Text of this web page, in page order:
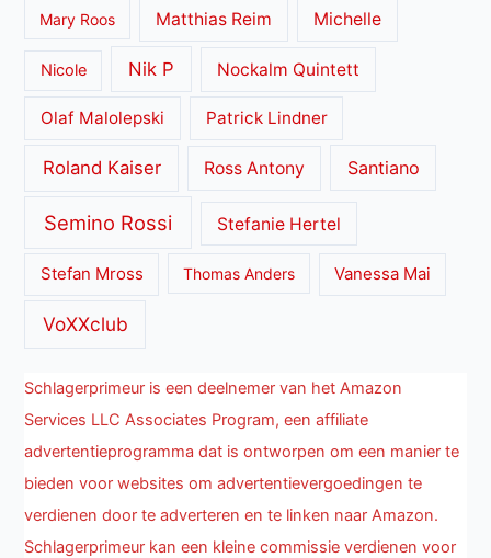
Mary Roos Matthias Reim Michelle
Nicole Nik P Nockalm Quintett
Olaf Malolepski Patrick Lindner
Roland Kaiser Ross Antony Santiano
Semino Rossi Stefanie Hertel
Stefan Mross Thomas Anders Vanessa Mai
VoXXclub
Schlagerprimeur is een deelnemer van het Amazon
Services LLC Associates Program, een affiliate
advertentieprogramma dat is ontworpen om een manier te
bieden voor websites om advertentievergoedingen te
verdienen door te adverteren en te linken naar Amazon.
Schlagerprimeur kan een kleine commissie verdienen voor